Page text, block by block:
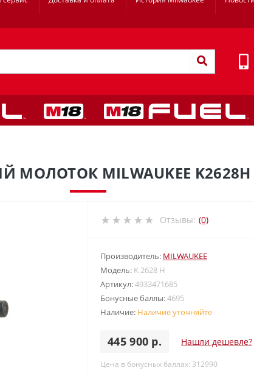
МОЛОТОК MILWAUKEE K2628H
Отзывы: (0)
Производитель: MILWAUKEE
Модель: K 2628 H
Артикул:4933471685
Бонусные баллы:4695
Наличие: Наличие уточняйте
445 900 р. Нашли дешевле?
Цена в бонусных баллах: 312990